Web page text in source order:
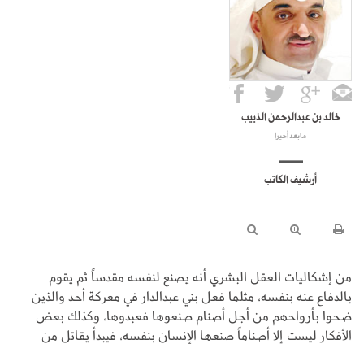
خالد بن عبدالرحمن الذييب
مابعد أخيرا
أرشيف الكاتب
من إشكاليات العقل البشري أنه يصنع لنفسه مقدساً ثم يقوم
بالدفاع عنه بنفسه، مثلما فعل بني عبدالدار في معركة أحد والذين
ضحوا بأرواحهم من أجل أصنام صنعوها فعبدوها، وكذلك بعض
الأفكار ليست إلا أصناماً صنعها الإنسان بنفسه، فيبدأ يقاتل من